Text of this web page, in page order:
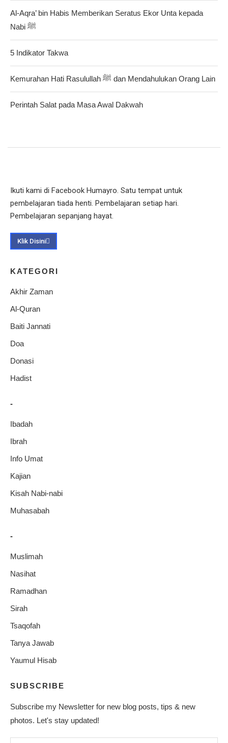
Al-Aqra’ bin Habis Memberikan Seratus Ekor Unta kepada
Nabi ﷺ
5 Indikator Takwa
Kemurahan Hati Rasulullah ﷺ dan Mendahulukan Orang Lain
Perintah Salat pada Masa Awal Dakwah
Ikuti kami di Facebook Humayro. Satu tempat untuk
pembelajaran tiada henti. Pembelajaran setiap hari.
Pembelajaran sepanjang hayat.
Klik Disini
KATEGORI
Akhir Zaman
Al-Quran
Baiti Jannati
Doa
Donasi
Hadist
-
Ibadah
Ibrah
Info Umat
Kajian
Kisah Nabi-nabi
Muhasabah
-
Muslimah
Nasihat
Ramadhan
Sirah
Tsaqofah
Tanya Jawab
Yaumul Hisab
SUBSCRIBE
Subscribe my Newsletter for new blog posts, tips & new
photos. Let's stay updated!